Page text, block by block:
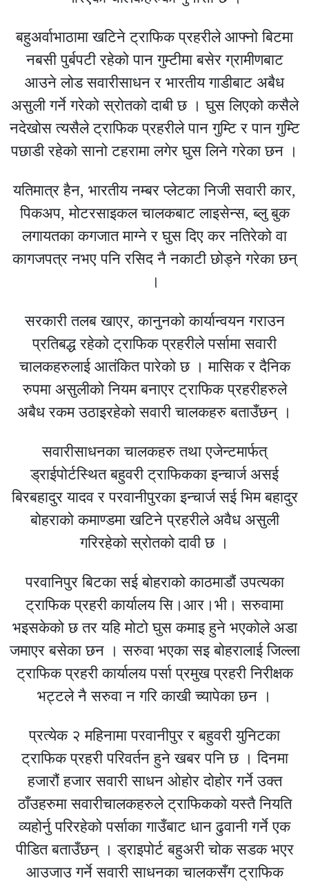
बहुअर्वाभाठामा खटिने ट्राफिक प्रहरीले आफ्नो बिटमा
नबसी पुर्बपटी रहेको पान गुम्टीमा बसेर ग्रामीणबाट
आउने लोड सवारीसाधन र भारतीय गाडीबाट अबैध
असुली गर्ने गरेको स्रोतको दाबी छ । घुस लिएको कसैले
नदेखोस त्यसैले ट्राफिक प्रहरीले पान गुम्टि र पान गुम्टि
पछाडी रहेको सानो टहरामा लगेर घुस लिने गरेका छन ।
यतिमात्र हैन, भारतीय नम्बर प्लेटका निजी सवारी कार,
पिकअप, मोटरसाइकल चालकबाट लाइसेन्स, ब्लु बुक
लगायतका कगजात माग्ने र घुस दिए कर नतिरेको वा
कागजपत्र नभए पनि रसिद नै नकाटी छोड्ने गरेका छन्
।
सरकारी तलब खाएर, कानुनको कार्यान्वयन गराउन
प्रतिबद्ध रहेको ट्राफिक प्रहरीले पर्सामा सवारी
चालकहरुलाई आतंकित पारेको छ । मासिक र दैनिक
रुपमा असुलीको नियम बनाएर ट्राफिक प्रहरीहरुले
अबैध रकम उठाइरहेको सवारी चालकहरु बताउँछन् ।
सवारीसाधनका चालकहरु तथा एजेन्टमार्फत्
ड्राईपोर्टस्थित बहुवरी ट्राफिकका इन्चार्ज असई
बिरबहादुर यादव र परवानीपुरका इन्चार्ज सई भिम बहादुर
बोहराको कमाण्डमा खटिने प्रहरीले अवैध असुली
गरिरहेको स्रोतको दावी छ ।
परवानिपुर बिटका सई बोहराको काठमाडौं उपत्यका
ट्राफिक प्रहरी कार्यालय सि।आर।भी। सरुवामा
भइसकेको छ तर यहि मोटो घुस कमाइ हुने भएकोले अडा
जमाएर बसेका छन । सरुवा भएका सइ बोहरालाई जिल्ला
ट्राफिक प्रहरी कार्यालय पर्सा प्रमुख प्रहरी निरीक्षक
भट्टले नै सरुवा न गरि काखी च्यापेका छन ।
प्रत्येक २ महिनामा परवानीपुर र बहुवरी युनिटका
ट्राफिक प्रहरी परिवर्तन हुने खबर पनि छ । दिनमा
हजारौं हजार सवारी साधन ओहोर दोहोर गर्ने उक्त
ठाँउहरुमा सवारीचालकहरुले ट्राफिकको यस्तै नियति
व्यहोर्नु परिरहेको पर्साका गाउँबाट धान ढुवानी गर्ने एक
पीडित बताउँछन् । ड्राइपोर्ट बहुअरी चोक सडक भएर
आउजाउ गर्ने सवारी साधनका चालकसँग ट्राफिक